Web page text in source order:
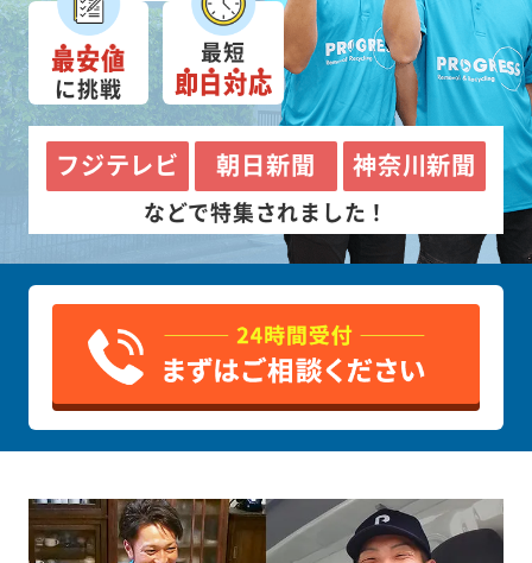
最安値
に挑戦
最短
即日対応
フジテレビ 朝日新聞 神奈川新聞
などで特集されました！